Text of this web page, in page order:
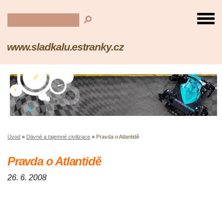
www.sladkalu.estranky.cz
Úvod » Dávné a tajemné civilizace » Pravda o Atlantidě
Pravda o Atlantidě
26. 6. 2008